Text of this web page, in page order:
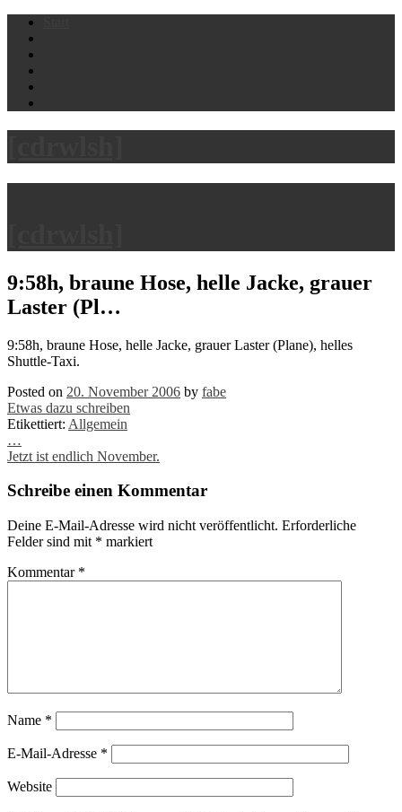
Skip
content
9:58h, braune Hose, helle Jacke, grauer
Laster (Pl…
9:58h, braune Hose, helle Jacke, grauer Laster (Plane), helles
Shuttle-Taxi.
Posted on 20. November 2006 by fabe
Etwas dazu schreiben
Etikettiert: Allgemein
Post
navigation
…
Jetzt ist endlich November.
Schreibe einen Kommentar
Deine E-Mail-Adresse wird nicht veröffentlicht. Erforderliche
Felder sind mit * markiert
Kommentar *
Name *
E-Mail-Adresse *
Website